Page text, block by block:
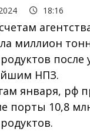
18:16
миллион
НПЗ.
января, рф
порты 10,8